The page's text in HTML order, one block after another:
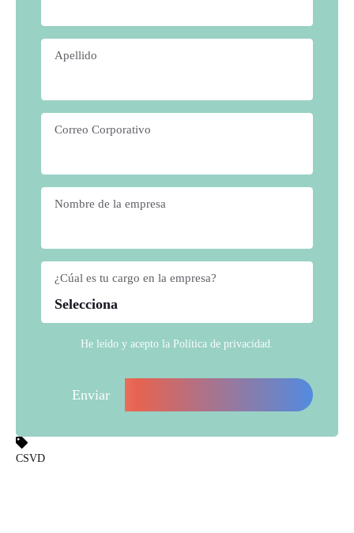
Apellido
Correo Corporativo
Nombre de la empresa
¿Cúal es tu cargo en la empresa?
He leído y acepto la Política de privacidad
CSVD